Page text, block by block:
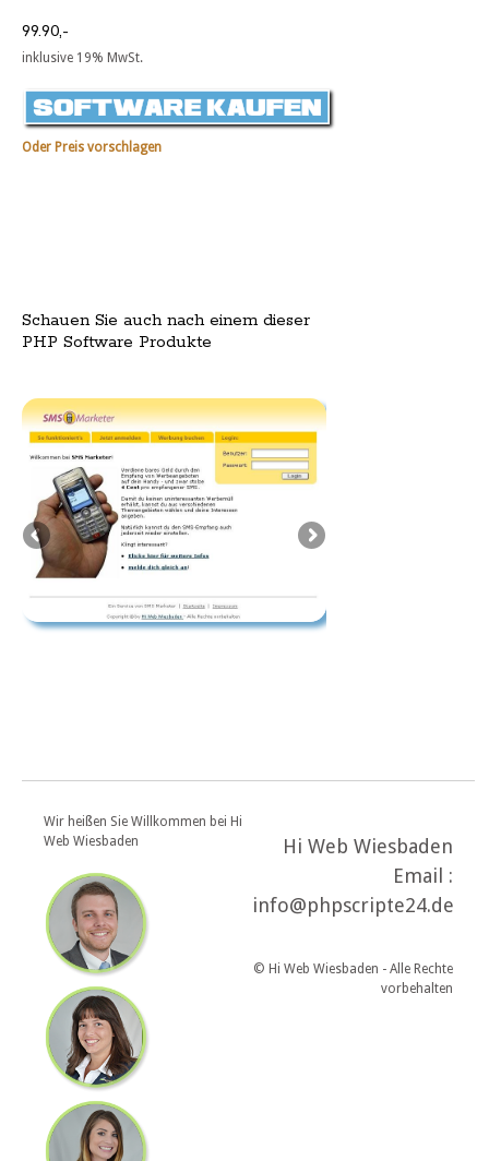
99.90,-
inklusive 19% MwSt.
Oder Preis vorschlagen
Schauen Sie auch nach einem dieser
PHP Software Produkte
Wir heißen Sie Willkommen bei Hi
Web Wiesbaden
Hi Web Wiesbaden
Email :
info@phpscripte24.de
© Hi Web Wiesbaden - Alle Rechte
vorbehalten